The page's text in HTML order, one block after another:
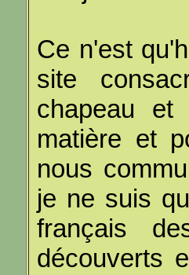
Ce n'est
site
chapeau et
matière et
nous
je ne suis
français
découverts